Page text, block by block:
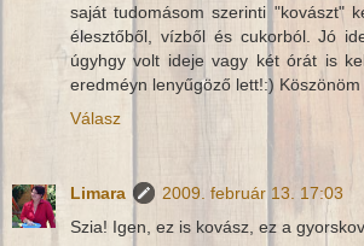
saját tudomásom szerinti "kovászt"
élesztőből, vízből és cukorból. Jó
úgyhgy volt ideje vagy két órát is
eredméyn lenyűgöző lett!:)
Válasz
Limara
2009. február 13. 17:03
Szia! Igen, ez is kovász, ez a